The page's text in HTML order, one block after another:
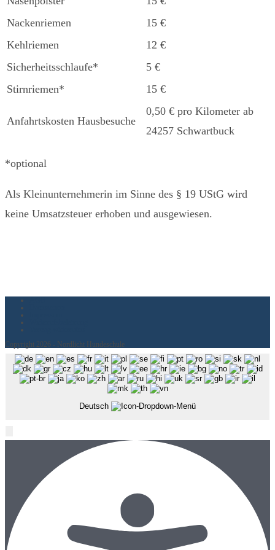
Nackenriemen
15 €
Kehlriemen
12 €
Sicherheitsschlaufe*
5 €
Stirnriemen*
15 €
Anfahrtskosten Hausbesuche
0,50 € pro Kilometer ab
24257 Schwartbuck
*optional
Als Kleinunternehmerin im Sinne des § 19 UStG wird
keine Umsatzsteuer erhoben und ausgewiesen.
Copyright 2026 - Nordlicht Hundeschule
Deutsch